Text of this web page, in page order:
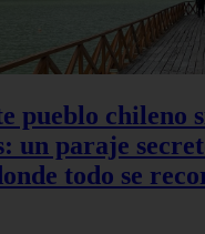
pueblo chileno
un paraje
todo se